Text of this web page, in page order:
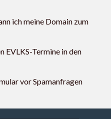
ich meine Domain zum
EVLKS-Termine in den
vor Spamanfragen